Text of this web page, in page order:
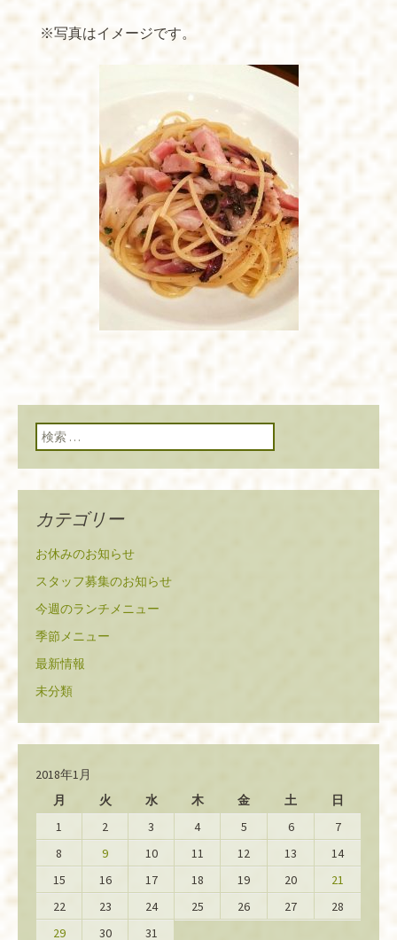
※写真はイメージです。
検索:
カテゴリー
お休みのお知らせ
スタッフ募集のお知らせ
今週のランチメニュー
季節メニュー
最新情報
未分類
2018年1月
月
火 水 木 金 土
日
1
2 3 4 5 6
7
8
9 10 11 12 13
14
15
16 17 18 19 20
21
22
23 24 25 26 27
28
29
30 31